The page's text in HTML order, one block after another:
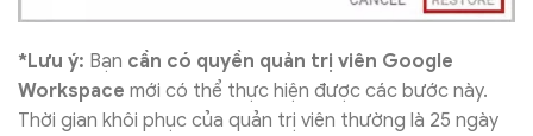
*Lưu ý: Bạn cần có quyền quản trị viên Google
Workspace mới có thể thực hiện được các bước này.
Thời gian khôi phục của quản trị viên thường là 25 ngày